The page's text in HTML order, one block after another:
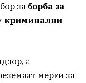
за борба за
криминални
а
мерки за